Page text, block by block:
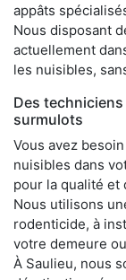
appâts
Nous disposant
actuellement
les nuisibles,
Des
surmulots
Vous avez
nuisibles dans
pour la qualité et
Nous utilisons
rodenticide, à
votre demeure
À Saulieu, nous